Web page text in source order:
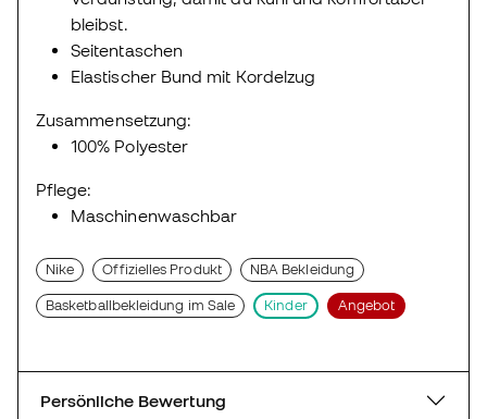
bleibst.
Seitentaschen
Elastischer Bund mit Kordelzug
Zusammensetzung:
100% Polyester
Pflege:
Maschinenwaschbar
Nike Offizielles Produkt NBA Bekleidung
Basketballbekleidung im Sale Kinder Angebot
Persönliche Bewertung